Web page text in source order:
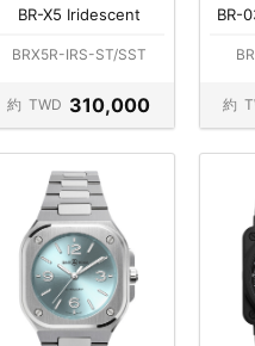
BR-X5 Iridescent
BRX5R-IRS-ST/SST
約 TWD 310,000
BR-
約